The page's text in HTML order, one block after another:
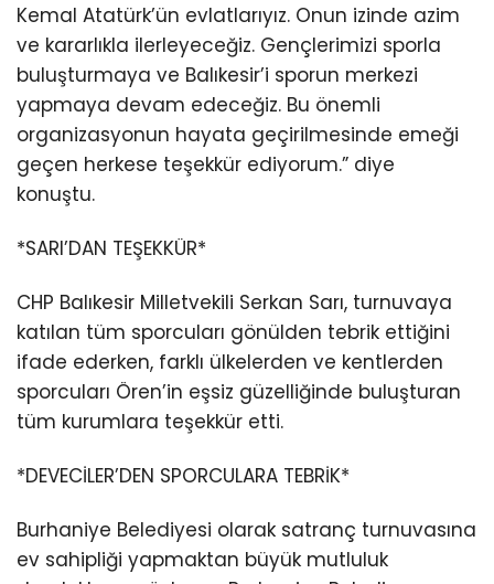
Kemal Atatürk’ün evlatlarıyız. Onun izinde azim
ve kararlıkla ilerleyeceğiz. Gençlerimizi sporla
buluşturmaya ve Balıkesir’i sporun merkezi
yapmaya devam edeceğiz. Bu önemli
organizasyonun hayata geçirilmesinde emeği
geçen herkese teşekkür ediyorum.” diye
konuştu.
*SARI’DAN TEŞEKKÜR*
CHP Balıkesir Milletvekili Serkan Sarı, turnuvaya
katılan tüm sporcuları gönülden tebrik ettiğini
ifade ederken, farklı ülkelerden ve kentlerden
sporcuları Ören’in eşsiz güzelliğinde buluşturan
tüm kurumlara teşekkür etti.
*DEVECİLER’DEN SPORCULARA TEBRİK*
Burhaniye Belediyesi olarak satranç turnuvasına
ev sahipliği yapmaktan büyük mutluluk